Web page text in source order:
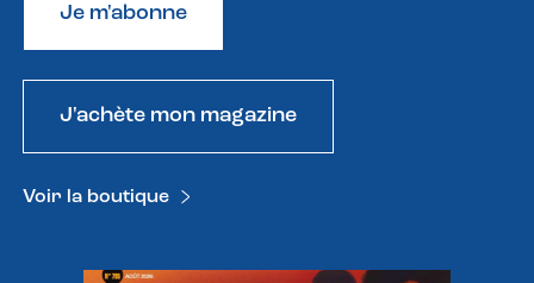
Je m'abonne
J'achète mon magazine
Voir la boutique